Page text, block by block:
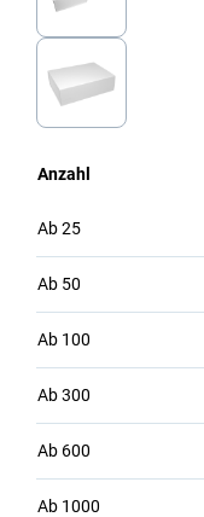
Anzahl
Ab25
Ab 50
Ab 100
Ab300
Ab 600
Ab 1000